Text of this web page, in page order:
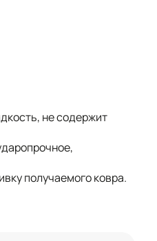
не содержит
получаемого ковра.